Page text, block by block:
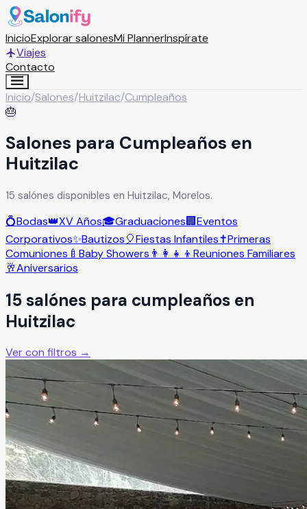
InicioExplorar salonesMi PlannerInspírate
Viajes
Contacto
Inicio/Salones/Huitzilac/Cumpleaños
🎂
Salones para Cumpleaños en
Huitzilac
15 salónes disponibles en Huitzilac, Morelos.
💍Bodas👑XV Años🎓Graduaciones🏢Eventos
Corporativos✨Bautizos🎈Fiestas Infantiles✝️Primeras
Comuniones 🍼 Baby Showers 👨‍👩‍👧‍👦 Reuniones Familiares
🥂Aniversarios
15salónes para cumpleaños en
Huitzilac
Ver con filtros →